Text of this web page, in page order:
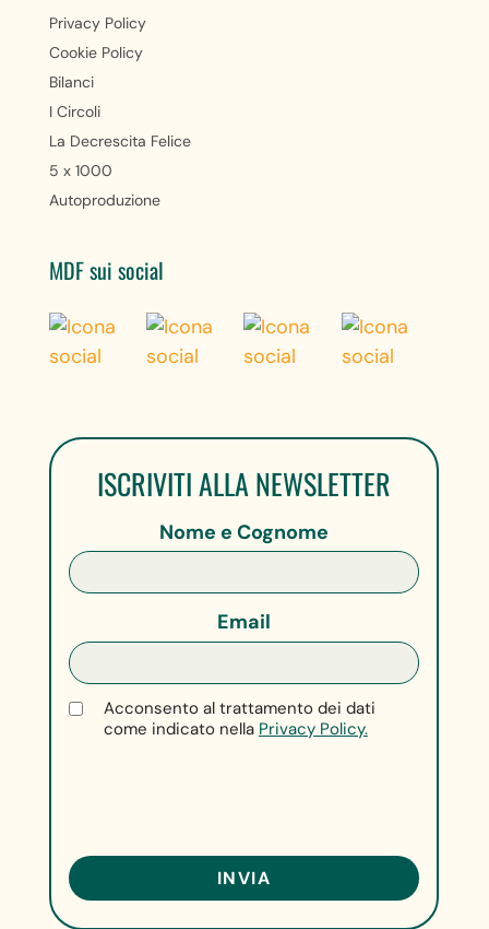
Privacy Policy
Cookie Policy
Bilanci
I Circoli
La Decrescita Felice
5 x 1000
Autoproduzione
MDF sui social
ISCRIVITI ALLA NEWSLETTER
Nome e Cognome
Email
Acconsento al trattamento dei dati
come indicato nella Privacy Policy.